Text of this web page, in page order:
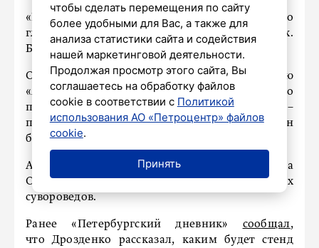
«В Старой Ладоге каждый находит свое. Но
главное – теперь дорога сюда есть у всех.
Бесплатно», – подчеркнул Дрозденко.
Он также рассказал, что сделал подарок музею
«А.В. Суворов в Новой Ладоге», где и было
проведено совещание с Алексеем Кудриным, –
передал портрет самого генералиссимуса. Он
был создан в 2022 году.
Автор произведения – современная художница
Ольга Калашникова, хорошо известная в кругах
сувороведов.
Ранее «Петербургский дневник» сообщал,
что Дрозденко рассказал, каким будет стенд
чтобы сделать перемещения по сайту
более удобными для Вас, а также для
анализа статистики сайта и содействия
нашей маркетинговой деятельности.
Продолжая просмотр этого сайта, Вы
соглашаетесь на обработку файлов
cookie в соответствии с Политикой
использования АО «Петроцентр» файлов
cookie.
Принять